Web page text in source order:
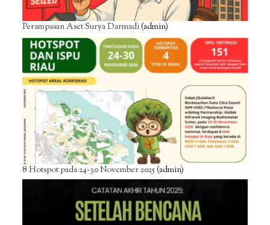
Perampasan Aset Surya Darmadi(admin)
8 Hotspot pada 24-30 November 2025(admin)